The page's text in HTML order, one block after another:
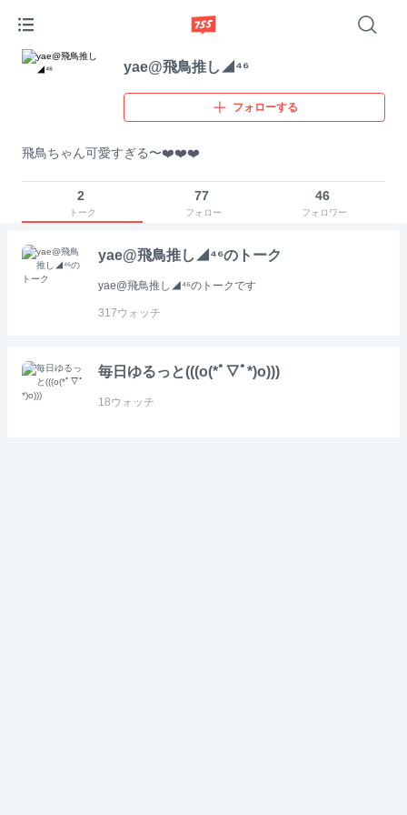
yae@飛鳥推し◢⁴⁶
フォローする
飛鳥ちゃん可愛すぎる〜❤️❤️❤️
2
トーク
77
フォロー
46
フォロワー
yae@飛鳥推し◢⁴⁶のトーク
yae@飛鳥推し◢⁴⁶のトークです
317ウォッチ
毎日ゆるっと(((o(*ﾟ▽ﾟ*)o)))
18ウォッチ